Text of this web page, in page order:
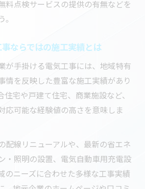
料点検サービスの提供の有無などを
ならではの施工実績とは
が手掛ける電気工事には、地域特有
情を反映した豊富な施工実績があり
住宅や戸建て住宅、商業施設など、
応可能な経験値の高さを意味しま
配線リニューアルや、最新の省エネ
・照明の設置、電気自動車用充電設
のニーズに合わせた多様な工事実績